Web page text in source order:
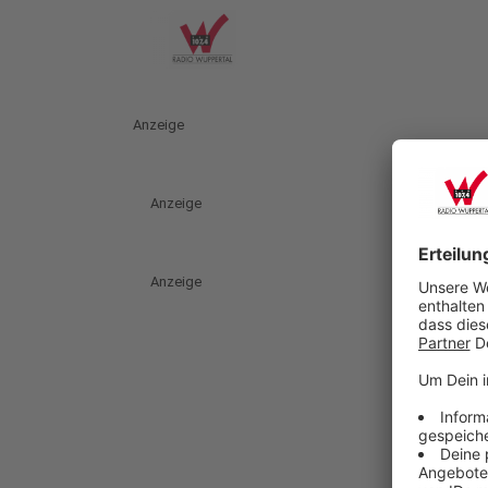
Anzeige
Anzeige
Anzeige